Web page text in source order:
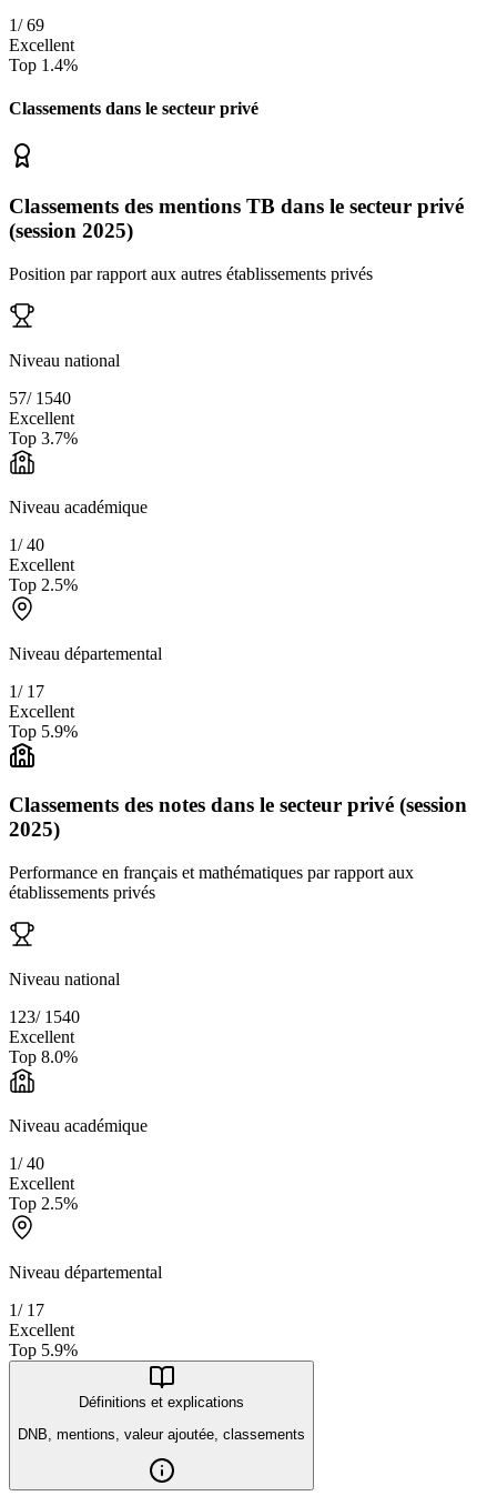
1/69
Excellent
Top 1.4%
Classements dans le secteur privé
Classements des mentions TB dans le secteur privé
(session 2025)
Position par rapport aux autres établissements privés
Niveau national
57/ 1540
Excellent
Top 3.7%
Niveau académique
1/40
Excellent
Top 2.5%
Niveau départemental
1/ 17
Excellent
Top 5.9%
Classements des notes dans le secteur privé (session
2025)
Performance en français et mathématiques par rapport aux
établissements privés
Niveau national
123/ 1540
Excellent
Top 8.0%
Niveau académique
1/40
Excellent
Top 2.5%
Niveau départemental
1/ 17
Excellent
Top 5.9%
Définitions et explications
DNB, mentions, valeur ajoutée, classements